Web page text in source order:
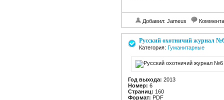
Добавил: Jameus
Русский охотничий журнал
Категория: Гуманитарные
Год выхода: 2013
Номер: 6
Страниц: 160
Формат: PDF